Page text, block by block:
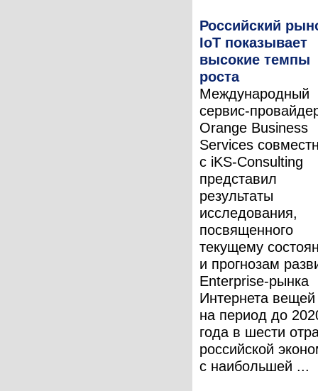
Российский
IoT показывает
высокие темпы
роста
Международный
сервис-
Orange Business
Services
с iKS-Consulting
представил
результаты
исследования,
посвященного
текущему
и прогнозам
Enterprise-рынка
Интернета
на период до
года в шести
российской
c наибольшей ...